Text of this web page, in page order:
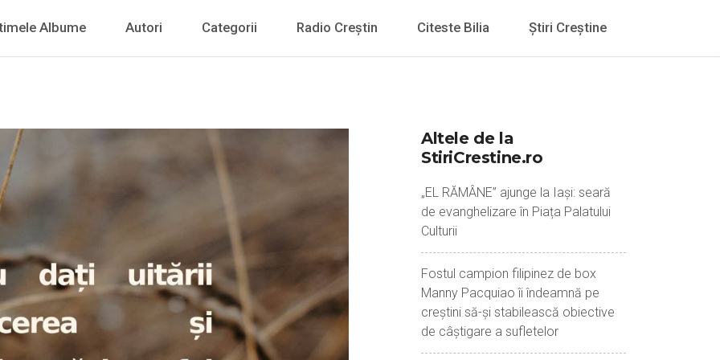
Albume Autori Categorii Radio Creștin Citeste Bilia Știri Creștine
Altele de la
StiriCrestine.ro
„EL RĂMÂNE” ajunge la Iași: seară
de evanghelizare în Piața Palatului
Culturii
Fostul campion filipinez de box
Manny Pacquiao îi îndeamnă pe
creștini să-și stabilească obiective
de câștigare a sufletelor